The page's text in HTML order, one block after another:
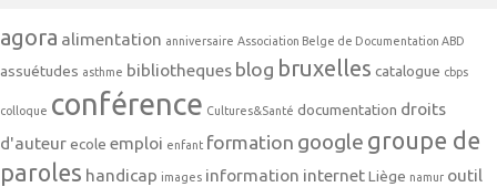
agora alimentation anniversaire Association Belge de Documentation ABD
assuétudes asthme bibliotheques blog bruxelles catalogue cbps
colloque conférence Cultures&Santé documentation droits
d'auteur ecole emploi enfant formation google groupe de
paroles handicap images information internet Liège namur outil